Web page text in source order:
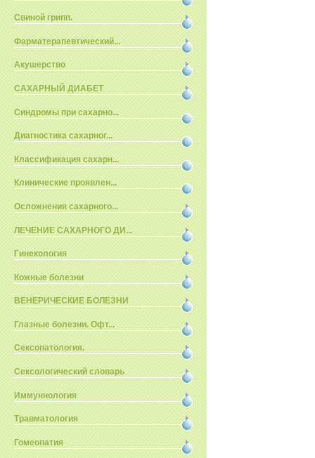
Свиной грипп.
Фарматерапевтический...
Акушерство
САХАРНЫЙ ДИАБЕТ
Синдромы при сахарно...
Диагностика сахарног...
Классификация сахарн...
Клинические проявлен...
Осложнения сахарного...
ЛЕЧЕНИЕ САХАРНОГО ДИ...
Гинекология
Кожные болезни
ВЕНЕРИЧЕСКИЕ БОЛЕЗНИ
Глазные болезни. Офт...
Сексопатология.
Сексологический словарь
Иммуннология
Травматология
Гомеопатия